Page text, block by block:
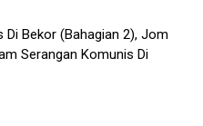
Bekor (Bahagian 2), Jom
Serangan Komunis Di